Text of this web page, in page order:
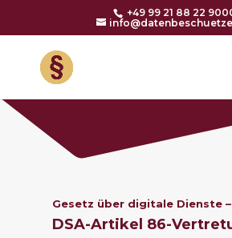
+49 99 21 88 22
Gesetz über digitale Dienste –
DSA-Artikel 86-